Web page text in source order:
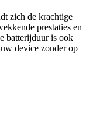
zich de krachtige
prestaties en
batterijduur is ook
device zonder op